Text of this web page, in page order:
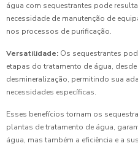
água com sequestrantes pode
necessidade de manutenção de
nos processos de purificação.
Versatilidade: Os sequestrantes
etapas do tratamento de água,
desmineralização, permitindo sua
necessidades específicas.
Esses benefícios tornam os
plantas de tratamento de água,
água, mas também a eficiência e a